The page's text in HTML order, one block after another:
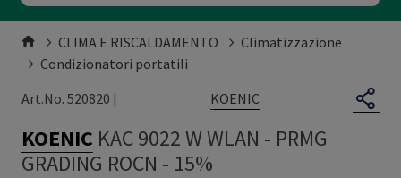
CLIMA E RISCALDAMENTO
Climatizzazione
Condizionatori portatili
Art.No. 520820 |
KOENIC
KOENIC KAC 9022 W WLAN - PRMG
GRADING ROCN - 15%